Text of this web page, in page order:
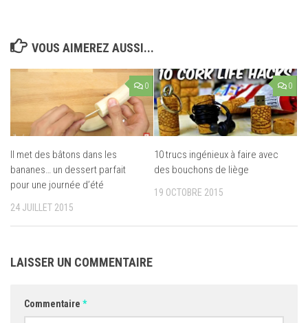
VOUS AIMEREZ AUSSI...
0
Il met des bâtons dans les
bananes… un dessert parfait
pour une journée d’été
24 JUILLET 2015
0
10 trucs ingénieux à faire avec
des bouchons de liège
19 OCTOBRE 2015
LAISSER UN COMMENTAIRE
Commentaire *